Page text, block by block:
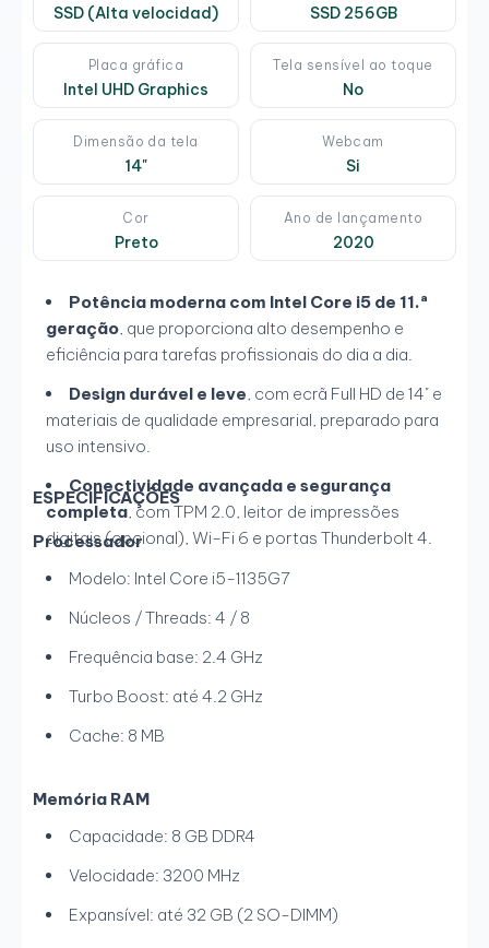
SSD (Alta velocidad) SSD 256GB
Placa gráfica
Intel UHD Graphics
Tela sensível ao toque
No
Dimensão da tela
14"
Webcam
Si
Cor
Preto
Ano de lançamento
2020
Potência moderna com Intel Core i5 de 11.ª
geração, que proporciona alto desempenho e
eficiência para tarefas profissionais do dia a dia.
Design durável e leve, com ecrã Full HD de 14" e
materiais de qualidade empresarial, preparado para
uso intensivo.
Conectividade avançada e segurança
completa, com TPM 2.0, leitor de impressões
digitais (opcional), Wi-Fi 6 e portas Thunderbolt 4.
ESPECIFICAÇÕES
Processador
Modelo: Intel Core i5-1135G7
Núcleos / Threads: 4 / 8
Frequência base: 2.4 GHz
Turbo Boost: até 4.2 GHz
Cache: 8 MB
Memória RAM
Capacidade: 8 GB DDR4
Velocidade: 3200 MHz
Expansível: até 32 GB (2 SO-DIMM)